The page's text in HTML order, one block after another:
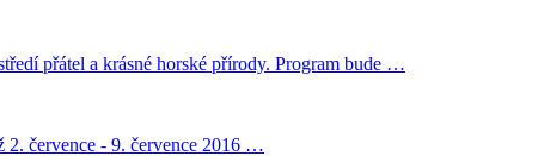
přátel a krásné horské přírody. Program bude …
2. července - 9. července 2016 …